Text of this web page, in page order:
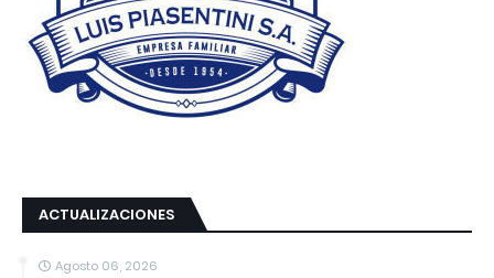
ACTUALIZACIONES
Agosto 06, 2026